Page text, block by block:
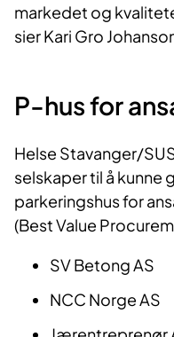
markedet og
sier Kari Gro
P-hus for
Helse Stavanger/
selskaper til å kunne
parkeringshus for
(Best Value
SV Betong AS
NCC Norge AS